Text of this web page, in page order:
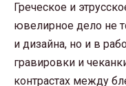
Греческое и
ювелирное дело не
и дизайна, но и в
гравировки и
контрастах между